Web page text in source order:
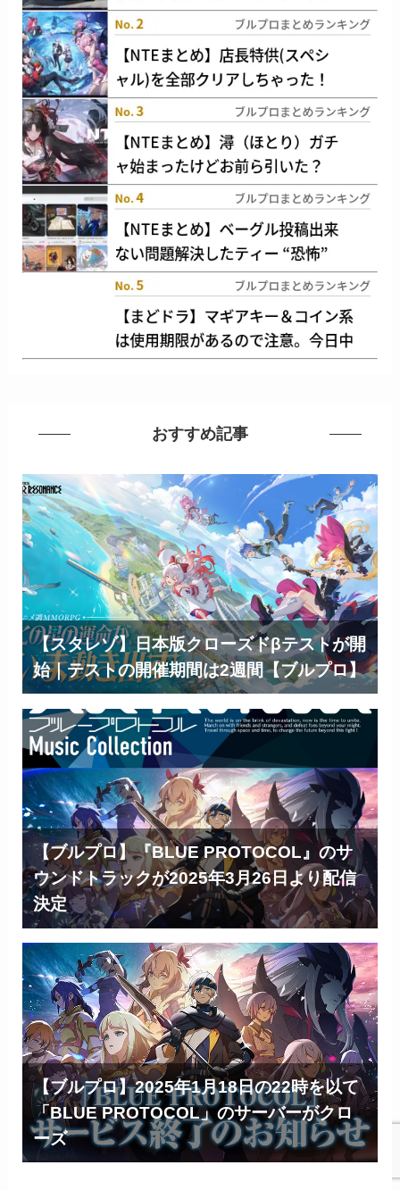
おすすめ記事
【スタレゾ】日本版クローズドβテストが開
始｜テストの開催期間は2週間【ブルプロ】
【ブルプロ】『BLUE PROTOCOL』のサ
ウンドトラックが2025年3月26日より配信
決定
【ブルプロ】2025年1月18日の22時を以て
「BLUE PROTOCOL」のサーバーがクロ
ーズ